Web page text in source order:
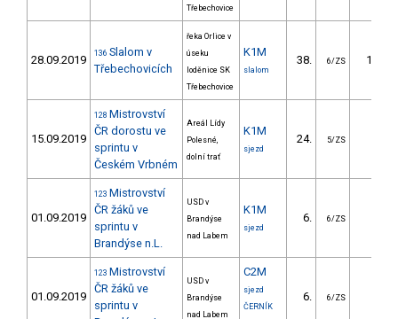
Třebechovice
28.09.2019 136 Slalom v
Třebechovicích
řeka Orlice v
úseku
loděnice SK
Třebechovice
K1M
slalom
38. 6/ZS 17.80
15.09.2019
128 Mistrovství
ČR dorostu ve
sprintu v
Českém Vrbném
Areál Lídy
Polesné,
dolní trať
K1M
sjezd
24. 5/ZS
01.09.2019
123 Mistrovství
ČR žáků ve
sprintu v
Brandýse n.L.
USD v
Brandýse
nad Labem
K1M
sjezd
6. 6/ZS
01.09.2019
123 Mistrovství
ČR žáků ve
sprintu v
USD v
Brandýse
nad Labem
C2M
sjezd
ČERNÍK
6. 6/ZS